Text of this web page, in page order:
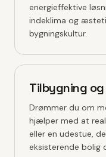
energieffektive
indeklima og
bygningskultur.
Tilbygning
Drømmer du om
hjælper med at
eller en udestue,
eksisterende bolig